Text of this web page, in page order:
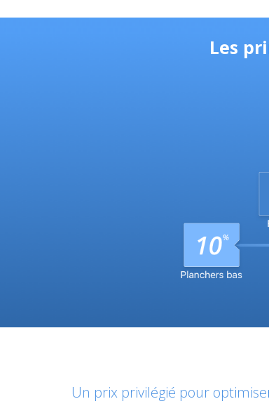
Les
Un prix privilégié pour